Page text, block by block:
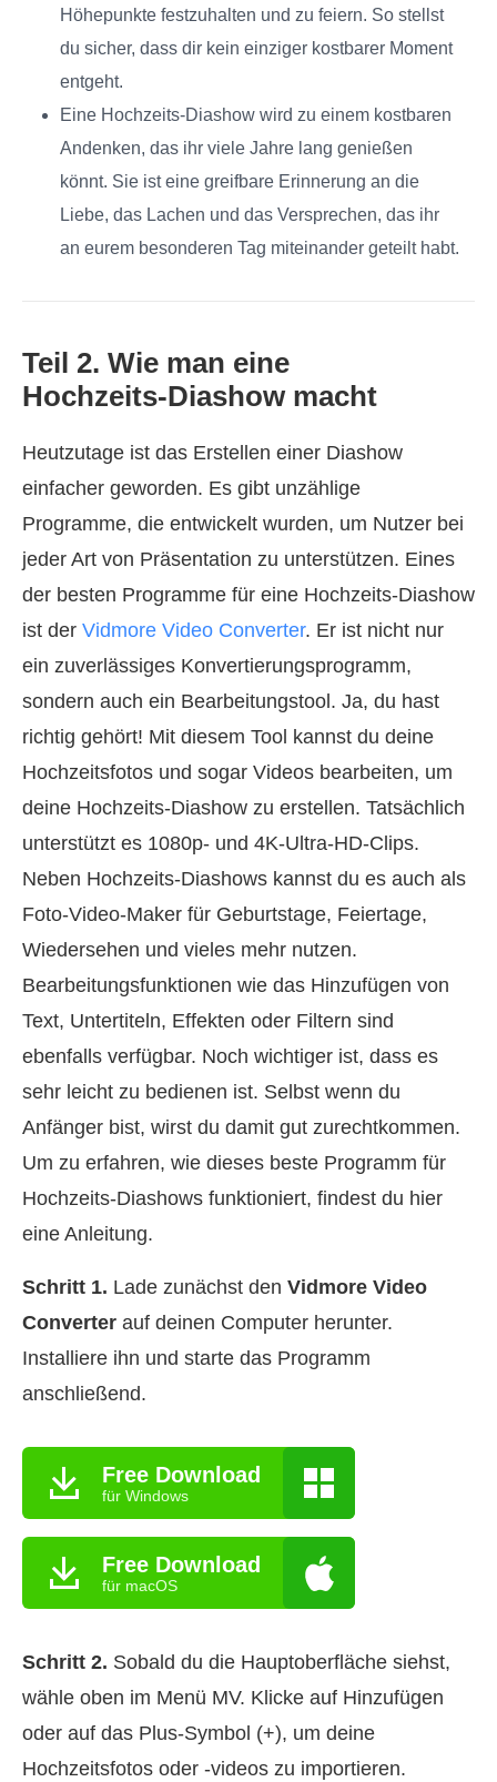
Höhepunkte festzuhalten und zu feiern. So stellst
du sicher, dass dir kein einziger kostbarer Moment
entgeht.
Eine Hochzeits‑Diashow wird zu einem kostbaren
Andenken, das ihr viele Jahre lang genießen
könnt. Sie ist eine greifbare Erinnerung an die
Liebe, das Lachen und das Versprechen, das ihr
an eurem besonderen Tag miteinander geteilt habt.
Teil 2. Wie man eine
Hochzeits‑Diashow macht
Heutzutage ist das Erstellen einer Diashow
einfacher geworden. Es gibt unzählige
Programme, die entwickelt wurden, um Nutzer bei
jeder Art von Präsentation zu unterstützen. Eines
der besten Programme für eine Hochzeits‑Diashow
ist der Vidmore Video Converter. Er ist nicht nur
ein zuverlässiges Konvertierungsprogramm,
sondern auch ein Bearbeitungstool. Ja, du hast
richtig gehört! Mit diesem Tool kannst du deine
Hochzeitsfotos und sogar Videos bearbeiten, um
deine Hochzeits‑Diashow zu erstellen. Tatsächlich
unterstützt es 1080p‑ und 4K‑Ultra‑HD‑Clips.
Neben Hochzeits‑Diashows kannst du es auch als
Foto‑Video‑Maker für Geburtstage, Feiertage,
Wiedersehen und vieles mehr nutzen.
Bearbeitungsfunktionen wie das Hinzufügen von
Text, Untertiteln, Effekten oder Filtern sind
ebenfalls verfügbar. Noch wichtiger ist, dass es
sehr leicht zu bedienen ist. Selbst wenn du
Anfänger bist, wirst du damit gut zurechtkommen.
Um zu erfahren, wie dieses beste Programm für
Hochzeits‑Diashows funktioniert, findest du hier
eine Anleitung.
Schritt 1. Lade zunächst den Vidmore Video
Converter auf deinen Computer herunter.
Installiere ihn und starte das Programm
anschließend.
Free Download
für Windows
Free Download
für macOS
Schritt 2. Sobald du die Hauptoberfläche siehst,
wähle oben im Menü MV. Klicke auf Hinzufügen
oder auf das Plus‑Symbol (+), um deine
Hochzeitsfotos oder ‑videos zu importieren.